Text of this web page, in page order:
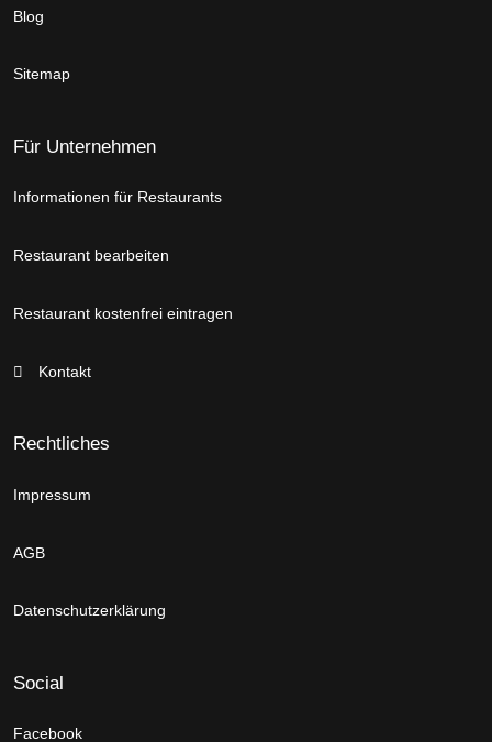
Blog
Sitemap
Für Unternehmen
Informationen für Restaurants
Restaurant bearbeiten
Restaurant kostenfrei eintragen
Kontakt
Rechtliches
Impressum
AGB
Datenschutzerklärung
Social
Facebook